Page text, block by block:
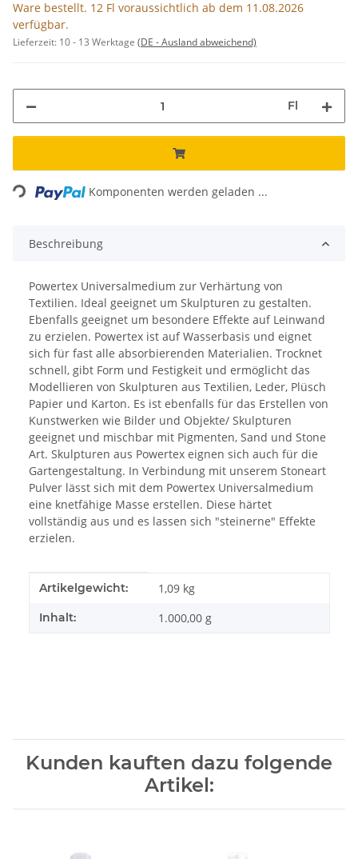
Ware bestellt. 12 Fl voraussichtlich ab dem 11.08.2026
verfügbar.
Lieferzeit: 10 - 13 Werktage (DE - Ausland abweichend)
Fl
Loading... Komponenten werden geladen ...
Beschreibung
Powertex Universalmedium zur Verhärtung von
Textilien. Ideal geeignet um Skulpturen zu gestalten.
Ebenfalls geeignet um besondere Effekte auf Leinwand
zu erzielen. Powertex ist auf Wasserbasis und eignet
sich für fast alle absorbierenden Materialien. Trocknet
schnell, gibt Form und Festigkeit und ermöglicht das
Modellieren von Skulpturen aus Textilien, Leder, Plüsch
Papier und Karton. Es ist ebenfalls für das Erstellen von
Kunstwerken wie Bilder und Objekte/ Skulpturen
geeignet und mischbar mit Pigmenten, Sand und Stone
Art. Skulpturen aus Powertex eignen sich auch für die
Gartengestaltung. In Verbindung mit unserem Stoneart
Pulver lässt sich mit dem Powertex Universalmedium
eine knetfähige Masse erstellen. Diese härtet
vollständig aus und es lassen sich "steinerne" Effekte
erzielen.
Produkteigenschaft
Wert
Artikelgewicht: 1,09 kg
Inhalt: 1.000,00 g
Kunden kauften dazu folgende
Artikel: